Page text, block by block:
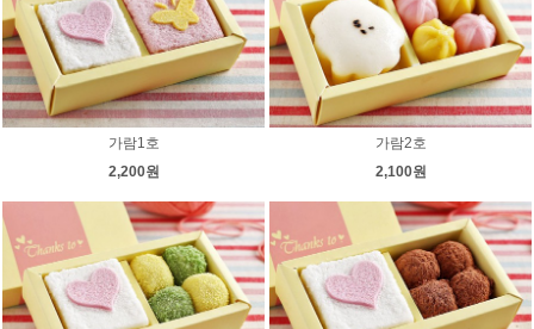
가람1호
2,200원
가람2호
2,100원